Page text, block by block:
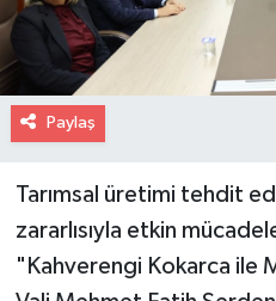
Paylaş
Tarımsal üretimi tehdit
zararlısıyla etkin
"Kahverengi Kokarca ile